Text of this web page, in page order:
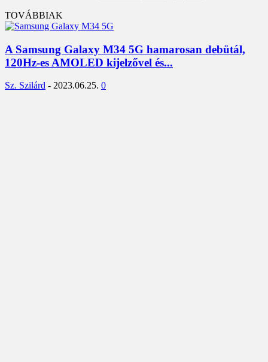
TOVÁBBIAK
A Samsung Galaxy M34 5G hamarosan debütál,
120Hz-es AMOLED kijelzővel és...
Sz. Szilárd - 2023.06.25. 0